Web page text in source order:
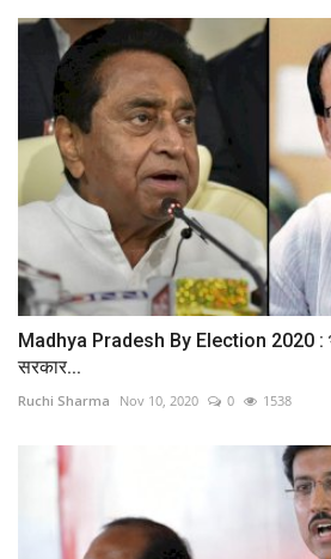
Madhya Pradesh By Election 2020 :
सरकार...
Ruchi Sharma Nov 10, 2020 0 1538